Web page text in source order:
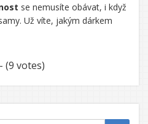
se nemusíte obávat, i když
Už víte, jakým dárkem
(9 votes)